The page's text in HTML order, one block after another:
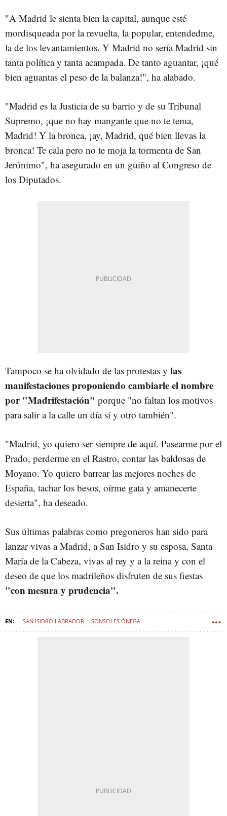
"A Madrid le sienta bien la capital, aunque esté
mordisqueada por la revuelta, la popular, entendedme,
la de los levantamientos. Y Madrid no sería Madrid sin
tanta política y tanta acampada. De tanto aguantar, ¡qué
bien aguantas el peso de la balanza!", ha alabado.
"Madrid es la Justicia de su barrio y de su Tribunal
Supremo, ¡que no hay mangante que no te tema,
Madrid! Y la bronca, ¡ay, Madrid, qué bien llevas la
bronca! Te cala pero no te moja la tormenta de San
Jerónimo", ha asegurado en un guiño al Congreso de
los Diputados.
Tampoco se ha olvidado de las protestas y las
manifestaciones proponiendo cambiarle el nombre
por "Madrifestación" porque "no faltan los motivos
para salir a la calle un día sí y otro también".
"Madrid, yo quiero ser siempre de aquí. Pasearme por el
Prado, perderme en el Rastro, contar las baldosas de
Moyano. Yo quiero barrear las mejores noches de
España, tachar los besos, oírme gata y amanecerte
desierta", ha deseado.
Sus últimas palabras como pregoneros han sido para
lanzar vivas a Madrid, a San Isidro y su esposa, Santa
María de la Cabeza, vivas al rey y a la reina y con el
deseo de que los madrileños disfruten de sus fiestas
"con mesura y prudencia".
SAN ISIDRO LABRADOR SONSOLES ÓNEGA